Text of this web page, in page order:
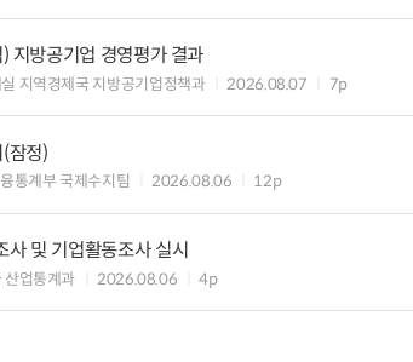
지방공기업 경영평가 결과
지역경제국 지방공기업정책과 2026.08.07 7p
잠정)
통계부 국제수지팀 2026.08.06 12p
및 기업활동조사 실시
산업통계과 2026.08.06 4p